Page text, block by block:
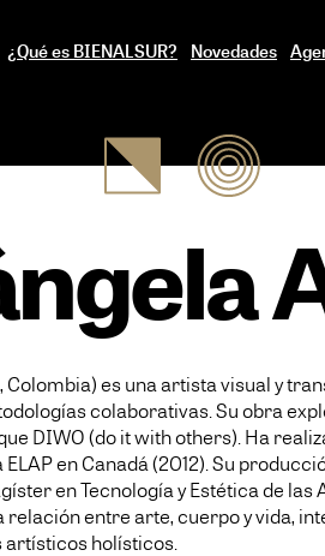
¿Qué es BIENALSUR? Novedades
Colombia) es una artista visual y
colaborativas. Su obra
DIWO (do it with others). Ha
ELAP en Canadá (2012). Su
en Tecnología y Estética de
entre arte, cuerpo y vida,
holísticos.